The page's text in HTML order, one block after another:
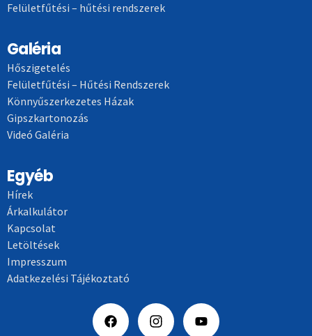
Felületfűtési – hűtési rendszerek
Galéria
Hőszigetelés
Felületfűtési – Hűtési Rendszerek
Könnyűszerkezetes Házak
Gipszkartonozás
Videó Galéria
Egyéb
Hírek
Árkalkulátor
Kapcsolat
Letöltések
Impresszum
Adatkezelési Tájékoztató